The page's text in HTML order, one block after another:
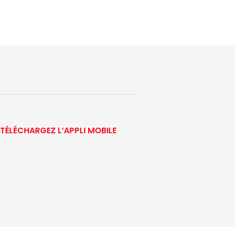
TÉLÉCHARGEZ L’APPLI MOBILE